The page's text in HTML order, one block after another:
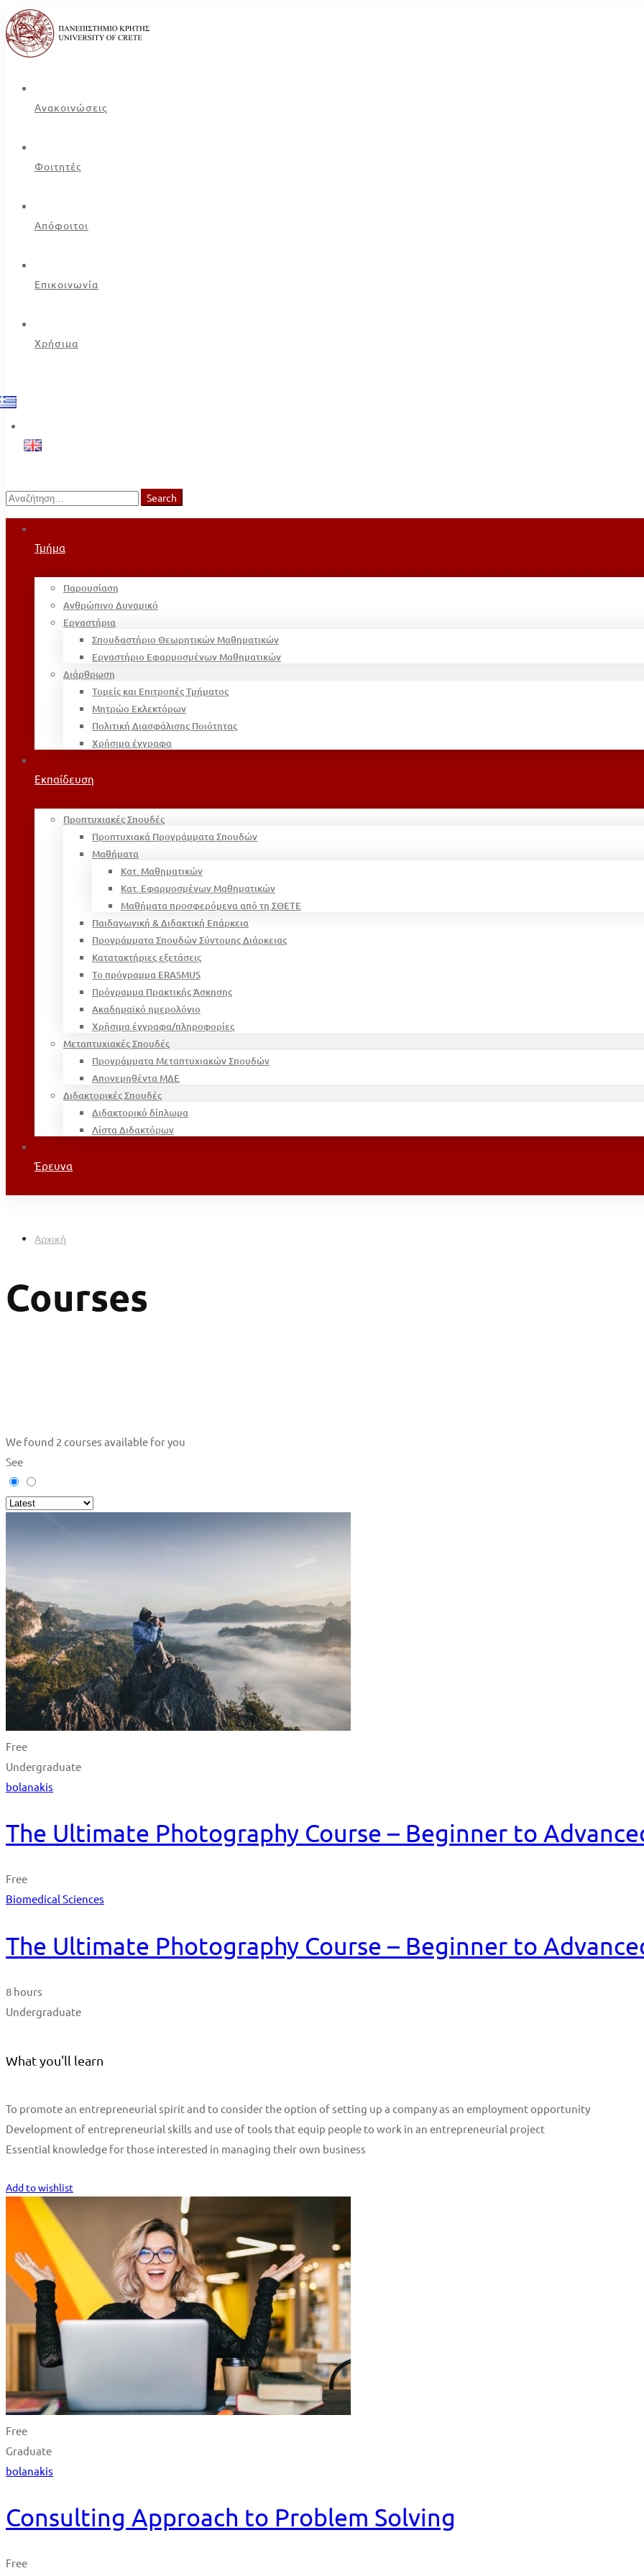
Ανακοινώσεις
Φοιτητές
Απόφοιτοι
Επικοινωνία
Χρήσιμα
Search
for:
Search
Τμήμα
Παρουσίαση
Ανθρώπινο Δυναμικό
Εργαστήρια
Σπουδαστήριο Θεωρητικών Μαθηματικών
Εργαστήριο Εφαρμοσμένων Μαθηματικών
Διάρθρωση
Τομείς και Επιτροπές Τμήματος
Μητρώο Εκλεκτόρων
Πολιτική Διασφάλισης Ποιότητας
Χρήσιμα έγγραφα
Εκπαίδευση
Προπτυχιακές Σπουδές
Προπτυχιακά Προγράμματα Σπουδών
Μαθήματα
Κατ. Μαθηματικών
Κατ. Εφαρμοσμένων Μαθηματικών
Μαθήματα προσφερόμενα από τη ΣΘΕΤΕ
Παιδαγωγική & Διδακτική Επάρκεια
Προγράμματα Σπουδών Σύντομης Διάρκειας
Κατατακτήριες εξετάσεις
Το πρόγραμμα ERASMUS
Πρόγραμμα Πρακτικής Άσκησης
Ακαδημαϊκό ημερολόγιο
Χρήσιμα έγγραφα/πληροφορίες
Μεταπτυχιακές Σπουδές
Προγράμματα Μεταπτυχιακών Σπουδών
Απονεμηθέντα ΜΔΕ
Διδακτορικές Σπουδές
Διδακτορικό δίπλωμα
Λίστα Διδακτόρων
Έρευνα
Αρχική
Courses
We found 2 courses available for you
See
Free
Undergraduate
bolanakis
The Ultimate Photography Course – Beginner to
Free
Biomedical Sciences
The Ultimate Photography Course – Beginner to
8 hours
Undergraduate
What you'll learn
To promote an entrepreneurial spirit and to consider the option of setting up a company as an employment opportunity
Development of entrepreneurial skills and use of tools that equip people to work in an entrepreneurial project
Essential knowledge for those interested in managing their own business
Add to wishlist
Free
Graduate
bolanakis
Consulting Approach to Problem Solving
Free